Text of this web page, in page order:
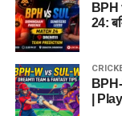
समर्पण और उत्कृष्ट24:
|